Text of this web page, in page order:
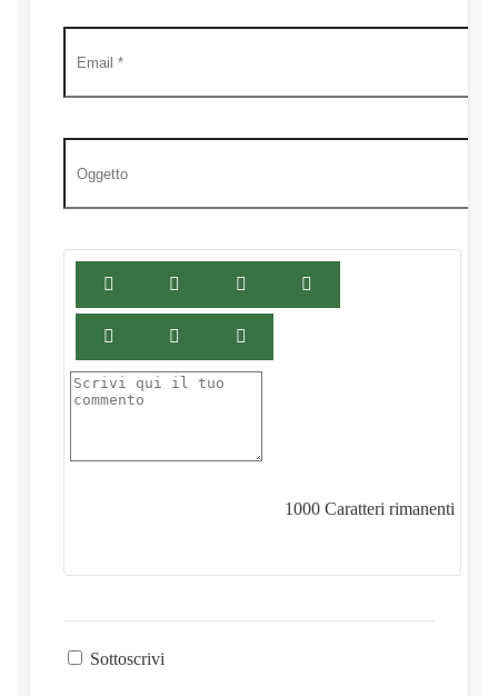
1000 Caratteri rimanenti
Sottoscrivi